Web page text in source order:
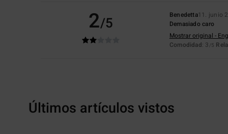
2/5 Benedetta11. junio
Demasiado caro
Mostrar original -
Comodidad: 3 /5
Últimos artículos vistos